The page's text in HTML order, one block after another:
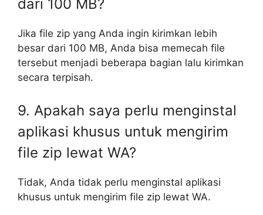
dari 100 MB?
Jika file zip yang Anda ingin kirimkan lebih
besar dari 100 MB, Anda bisa memecah file
tersebut menjadi beberapa bagian lalu kirimkan
secara terpisah.
9. Apakah saya perlu menginstal
aplikasi khusus untuk mengirim
file zip lewat WA?
Tidak, Anda tidak perlu menginstal aplikasi
khusus untuk mengirim file zip lewat WA.